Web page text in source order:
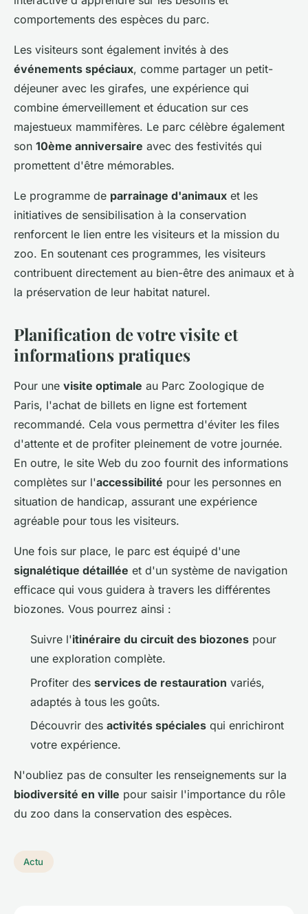
comportements des espèces du parc.
Les visiteurs sont également invités à des
événements spéciaux, comme partager un petit-
déjeuner avec les girafes, une expérience qui
combine émerveillement et éducation sur ces
majestueux mammifères. Le parc célèbre également
son 10ème anniversaire avec des festivités qui
promettent d'être mémorables.
Le programme de parrainage d'animaux et les
initiatives de sensibilisation à la conservation
renforcent le lien entre les visiteurs et la mission du
zoo. En soutenant ces programmes, les visiteurs
contribuent directement au bien-être des animaux et à
la préservation de leur habitat naturel.
Planification de votre visite et
informations pratiques
Pour une visite optimale au Parc Zoologique de
Paris, l'achat de billets en ligne est fortement
recommandé. Cela vous permettra d'éviter les files
d'attente et de profiter pleinement de votre journée.
En outre, le site Web du zoo fournit des informations
complètes sur l'accessibilité pour les personnes en
situation de handicap, assurant une expérience
agréable pour tous les visiteurs.
Une fois sur place, le parc est équipé d'une
signalétique détaillée et d'un système de navigation
efficace qui vous guidera à travers les différentes
biozones. Vous pourrez ainsi :
Suivre l'itinéraire du circuit des biozones pour
une exploration complète.
Profiter des services de restauration variés,
adaptés à tous les goûts.
Découvrir des activités spéciales qui enrichiront
votre expérience.
N'oubliez pas de consulter les renseignements sur la
biodiversité en ville pour saisir l'importance du rôle
du zoo dans la conservation des espèces.
Actu